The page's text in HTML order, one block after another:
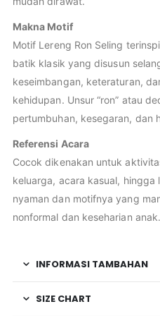
Makna Motif
Motif Lereng Ron Seling
batik klasik yang disusun
keseimbangan, keteraturan,
kehidupan. Unsur “ron” atau
pertumbuhan, kesegaran, dan
Referensi Acara
Cocok dikenakan untuk
keluarga, acara kasual, hingga
nyaman dan motifnya yang
nonformal dan keseharian anak.
INFORMASI TAMBAHAN
SIZE CHART